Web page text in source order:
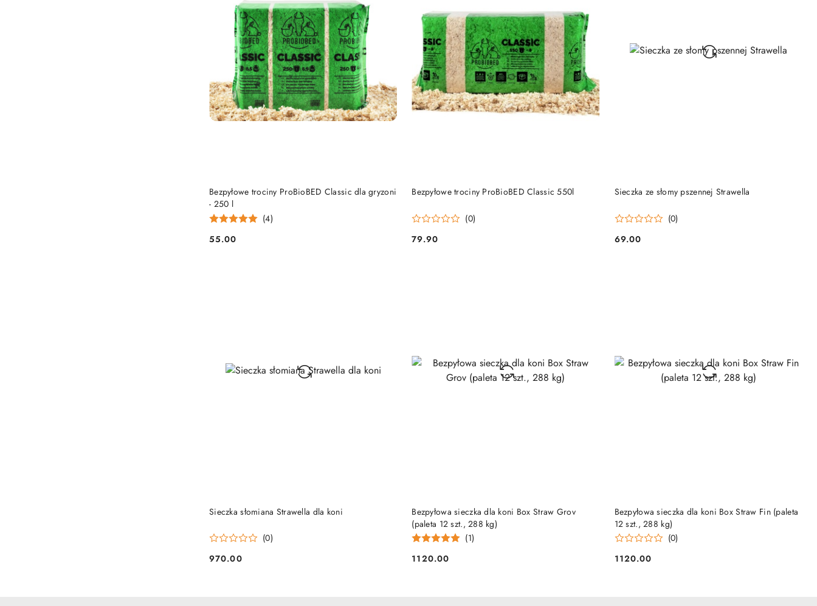
Bezpyłowe trociny ProBioBED Classic dla gryzoni
- 250 l
(4)
Cena:
55.00
DO KOSZYKA Bezpyłowe trociny ProBioBED Classic 550l
(0)
Cena:
79.90
DO KOSZYKA Sieczka ze słomy pszennej Strawella
(0)
Cena:
69.00
PRODUKT NIEDOSTĘPNY
Sieczka słomiana Strawella dla koni
(0)
Cena:
970.00
PRODUKT NIEDOSTĘPNY
Bezpyłowa sieczka dla koni Box Straw Grov
(paleta 12 szt., 288 kg)
(1)
Cena:
1120.00
PRODUKT NIEDOSTĘPNY
Bezpyłowa sieczka dla koni Box Straw Fin (paleta
12 szt., 288 kg)
(0)
Cena:
1120.00
PRODUKT NIEDOSTĘPNY